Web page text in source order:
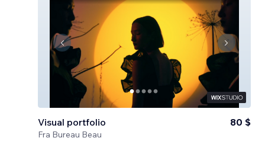
Visual portfolio
Fra Bureau Beau
80 $